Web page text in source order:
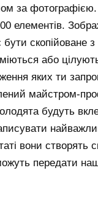
за фотографією.
елементів.
скопійоване з
або
яких ти
майстром-
будуть
вони створять
передати